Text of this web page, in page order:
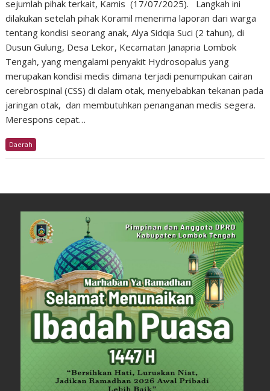
sejumlah pihak terkait, Kamis (17/07/2025). Langkah ini
dilakukan setelah pihak Koramil menerima laporan dari warga
tentang kondisi seorang anak, Alya Sidqia Suci (2 tahun), di
Dusun Gulung, Desa Lekor, Kecamatan Janapria Lombok
Tengah, yang mengalami penyakit Hydrosopalus yang
merupakan kondisi medis dimana terjadi penumpukan cairan
cerebrospinal (CSS) di dalam otak, menyebabkan tekanan pada
jaringan otak, dan membutuhkan penanganan medis segera.
Merespons cepat…
Daerah